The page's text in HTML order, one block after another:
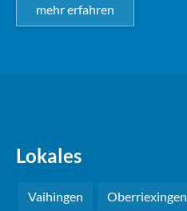
mehr erfahren
Lokales
Vaihingen Oberriexingen